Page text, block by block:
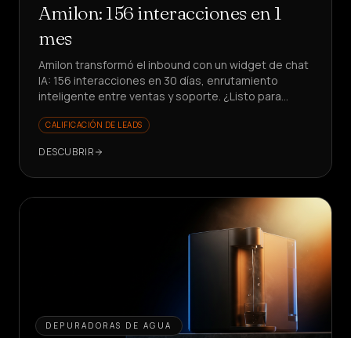
Amilon: 156 interacciones en 1
mes
Amilon transformó el inbound con un widget de chat
IA: 156 interacciones en 30 días, enrutamiento
inteligente entre ventas y soporte. ¿Listo para
CALIFICACIÓN DE LEADS
DESCUBRIR
DEPURADORAS DE AGUA